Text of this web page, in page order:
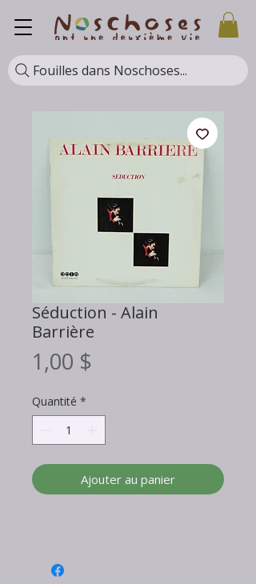
Fouilles dans Noschoses...
Séduction - Alain
Barrière
1,00 $
Quantité *
Ajouter au panier